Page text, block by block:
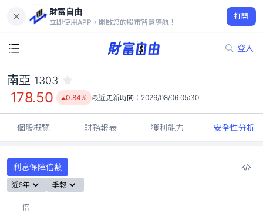
財富自由
立即使用APP，開啟您的股市智慧導航！
打開
登入
178.50
0.84%
南亞 1303
178.50 0.84% 最近更新時間： 2026/08/06 05:30
個股概覽 財務報表 獲利能力 安全性分析
利息保障倍數
近5年 季報